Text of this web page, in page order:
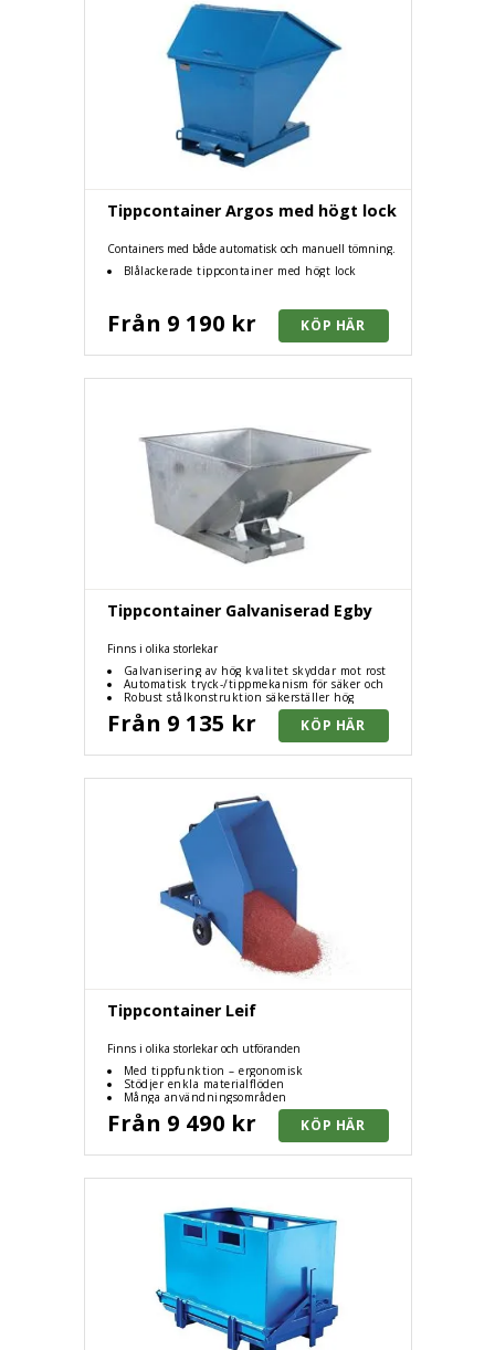
Tippcontainer Argos med högt lock
Containers med både automatisk och manuell tömning.
Blålackerade tippcontainer med högt lock
Från 9 190 kr
Tippcontainer Galvaniserad Egby
Finns i olika storlekar
Galvanisering av hög kvalitet skyddar mot rost
och minskar underhållskostnader
Automatisk tryck-/tippmekanism för säker och
enkel tömning
Robust stålkonstruktion säkerställer hög
Från 9 135 kr
Tippcontainer Leif
Finns i olika storlekar och utföranden
Med tippfunktion – ergonomisk
Stödjer enkla materialflöden
Många användningsområden
Från 9 490 kr